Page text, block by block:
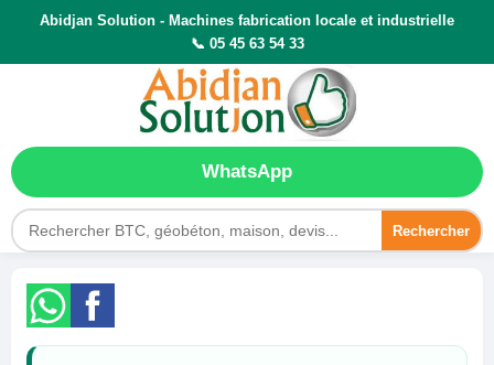
Abidjan Solution - Machines fabrication locale et industrielle
📞 05 45 63 54 33
Rechercher
WhatsApp